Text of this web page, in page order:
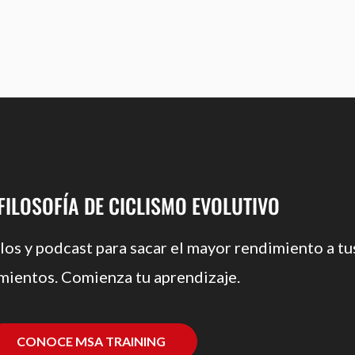
DE CICLISMO EVOLUTIVO
y podcast para sacar el mayor rendimiento a
Comienza tu aprendizaje.
CONOCE MSA TRAINING